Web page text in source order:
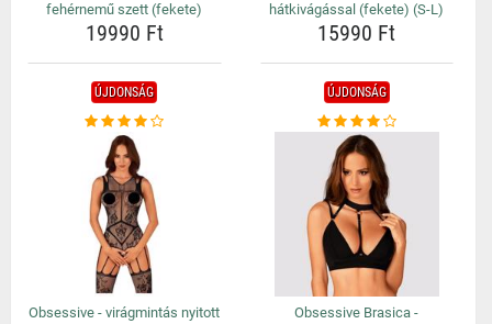
fehérnemű szett (fekete)
19990 Ft
hátkivágással (fekete) (S-L)
15990 Ft
ÚJDONSÁG
Obsessive - virágmintás nyitott
ÚJDONSÁG
Obsessive Brasica -